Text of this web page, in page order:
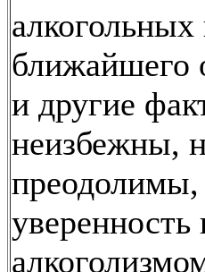
ближайшего
и другие
неизбежны,
преодолимы,